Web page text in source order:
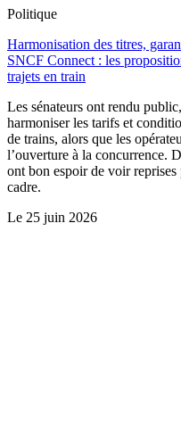
Politique
Harmonisation des titres,
SNCF Connect : les
trajets en train
Les sénateurs ont rendu
harmoniser les tarifs et
de trains, alors que les
l’ouverture à la concurrence.
ont bon espoir de voir
cadre.
Le 25 juin 2026